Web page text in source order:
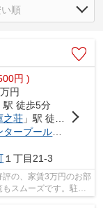
円 )
円
駅 徒歩5分
之荘 」駅 徒歩20分
ープール前
１丁目21-3
の、家賃3万円のお部
スムーズです。駐輪